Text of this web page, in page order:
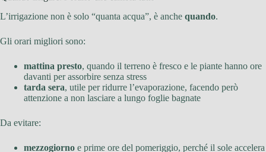
L’irrigazione non è solo “quanta acqua”, è anche quando.
Gli orari migliori sono:
mattina presto, quando il terreno è fresco e le piante hanno ore
davanti per assorbire senza stress
tarda sera, utile per ridurre l’evaporazione, facendo però
attenzione a non lasciare a lungo foglie bagnate
Da evitare:
mezzogiorno e prime ore del pomeriggio, perché il sole accelera